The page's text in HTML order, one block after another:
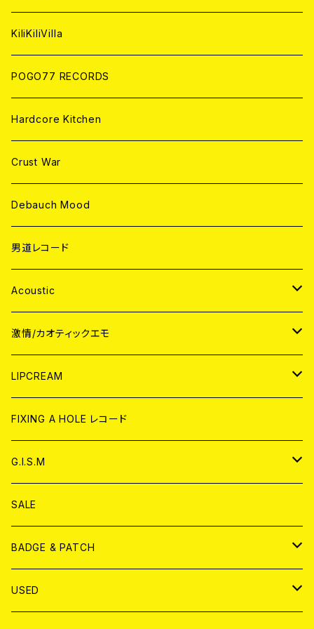
ANALOG
KiliKiliVilla
POGO77 RECORDS
Hardcore Kitchen
Crust War
Debauch Mood
男道レコード
Acoustic
JAPAN
CD
ANALOG
WORLD
CD
ANALOG
激情/カオティックエモ
JAPAN
CD
ANALOG
WORLD
CD
ANALOG
LIPCREAM
CD
アナログ
DVD
T-shirt & WEAR
FIXING A HOLE レコード
G.I.S.M
CD
ANALOG
T-SHIRT & WEAR
SALE
BADGE & PATCH
BADGE
USED